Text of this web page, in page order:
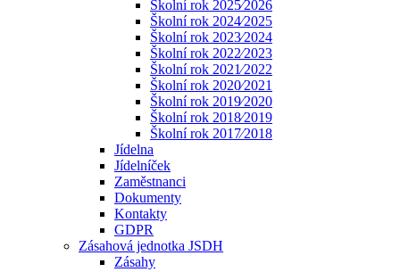
Školní rok 2025⁄2026
Školní rok 2024⁄2025
Školní rok 2023⁄2024
Školní rok 2022⁄2023
Školní rok 2021⁄2022
Školní rok 2020⁄2021
Školní rok 2019⁄2020
Školní rok 2018⁄2019
Školní rok 2017⁄2018
Jídelna
Jídelníček
Zaměstnanci
Dokumenty
Kontakty
GDPR
Zásahová jednotka JSDH
Zásahy